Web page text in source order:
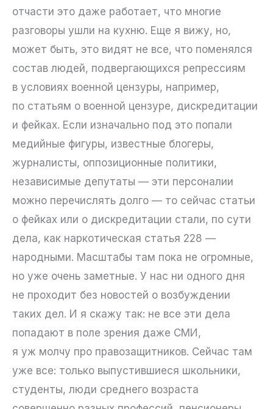
отчасти это даже работает, что многие
разговоры ушли на кухню. Еще я вижу, но,
может быть, это видят не все, что поменялся
состав людей, подвергающихся репрессиям
в условиях военной цензуры, например,
по статьям о военной цензуре, дискредитации
и фейках. Если изначально под это попали
медийные фигуры, известные блогеры,
журналисты, оппозиционные политики,
независимые депутаты — эти персоналии
можно перечислять долго — то сейчас статьи
о фейках или о дискредитации стали, по сути
дела, как наркотическая статья 228 —
народными. Масштабы там пока не огромные,
но уже очень заметные. У нас ни одного дня
не проходит без новостей о возбуждении
таких дел. И я скажу так: не все эти дела
попадают в поле зрения даже СМИ,
я уж молчу про правозащитников. Сейчас там
уже все: только выпустившиеся школьники,
студенты, люди среднего возраста